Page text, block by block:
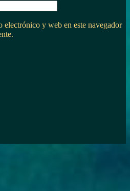
electrónico y web en este navegador